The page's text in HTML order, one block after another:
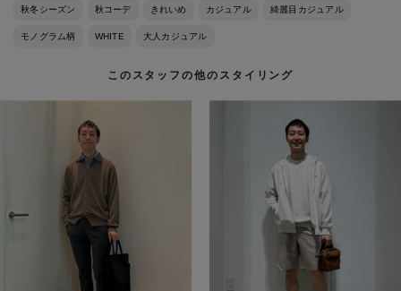
秋冬シーズン 秋コーデ きれいめ カジュアル 綺麗目カジュアル
モノグラム柄 WHITE 大人カジュアル
このスタッフの他のスタイリング